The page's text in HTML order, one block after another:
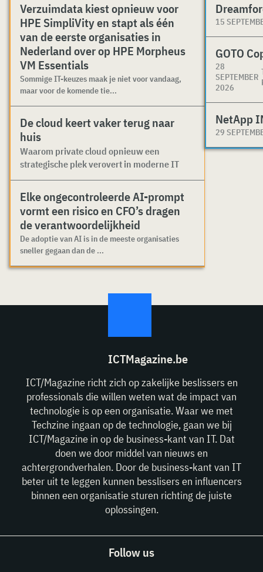
Verzuimdata kiest opnieuw voor
HPE SimpliVity en stapt als één
van de eerste organisaties in
Nederland over op HPE Morpheus
VM Essentials
Sommige IT-keuzes maak je niet voor vandaag,
maar voor de komende tie...
De cloud keert vaker terug naar
huis
Waarom private cloud opnieuw een
strategische plek verovert in moderne IT
Elke ongecontroleerde AI-prompt
vormt een risico en CFO’s dragen
de verantwoordelijkheid
De adoptie van AI is in de meeste organisaties
sneller gegaan dan de ...
15
GOTO
28
SEPTEMBER
2026
NetApp
29
ICTMagazine.be
ICT/Magazine richt zich op zakelijke beslissers en
professionals die willen weten wat de impact van
technologie is op een organisatie. Waar we met
Techzine ingaan op de technologie, gaan we bij
ICT/Magazine in op de business-kant van IT. Dat
doen we door middel van nieuws en
achtergrondverhalen. Door de business-kant van IT
beter uit te leggen kunnen besslisers en influencers
binnen een organisatie sturen richting de juiste
oplossingen.
Follow us